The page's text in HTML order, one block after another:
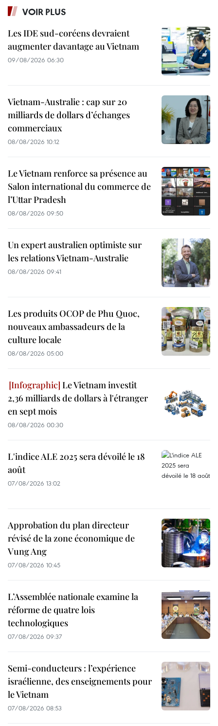
VOIR PLUS
Les IDE sud-coréens devraient
augmenter davantage au Vietnam
09/08/2026 06:30
Vietnam-Australie : cap sur 20
milliards de dollars d’échanges
commerciaux
08/08/2026 10:12
Le Vietnam renforce sa présence au
Salon international du commerce de
l’Uttar Pradesh
08/08/2026 09:50
Un expert australien optimiste sur
les relations Vietnam-Australie
08/08/2026 09:41
Les produits OCOP de Phu Quoc,
nouveaux ambassadeurs de la
culture locale
08/08/2026 05:00
Le Vietnam investit
2,36 milliards de dollars à l'étranger
en sept mois
08/08/2026 00:30
L'indice ALE 2025 sera dévoilé le 18
août
07/08/2026 13:02
Approbation du plan directeur
révisé de la zone économique de
Vung Ang
07/08/2026 10:45
L’Assemblée nationale examine la
réforme de quatre lois
technologiques
07/08/2026 09:37
Semi-conducteurs : l’expérience
israélienne, des enseignements pour
le Vietnam
07/08/2026 08:53